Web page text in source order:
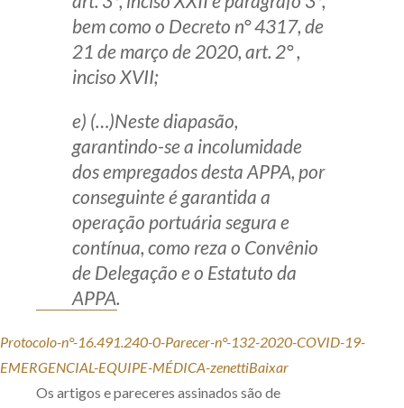
bem como o Decreto n° 4317, de
21 de março de 2020, art. 2° ,
inciso XVII;
e) (…)Neste diapasão,
garantindo-se a incolumidade
dos empregados desta APPA, por
conseguinte é garantida a
operação portuária segura e
contínua, como reza o Convênio
de Delegação e o Estatuto da
APPA.
Protocolo-n°-16.491.240-0-Parecer-n°-132-2020-COVID-19-
EMERGENCIAL-EQUIPE-MÉDICA-zenettiBaixar
Os artigos e pareceres assinados são de